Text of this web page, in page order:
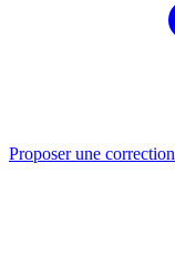
Proposer une correction